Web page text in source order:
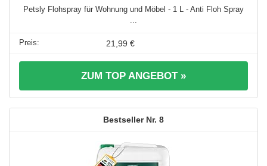
Petsly Flohspray für Wohnung und Möbel - 1 L - Anti Floh Spray
...
21,99 €
ZUM TOP ANGEBOT »
8